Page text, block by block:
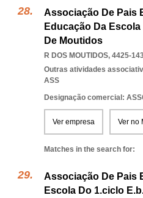
Associação De Pais
Educação Da
De Moutidos
R DOS MOUTIDOS, 4425-
Outras atividades
ASS
Designação comercial:
Ver empresa Ver no
Matches in the search for:
Associação De Pais
Escola Do 1.ciclo